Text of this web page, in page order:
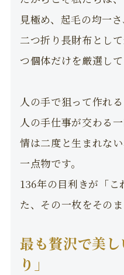
見極め、起毛の均一
二つ折り長財布とし
つ個体だけを厳選して
人の手で狙って作れ
人の手仕事が交わる
情は二度と生まれな
一点物です。
136年の目利きが「
た、その一枚をそのま
最も贅沢で美
り」